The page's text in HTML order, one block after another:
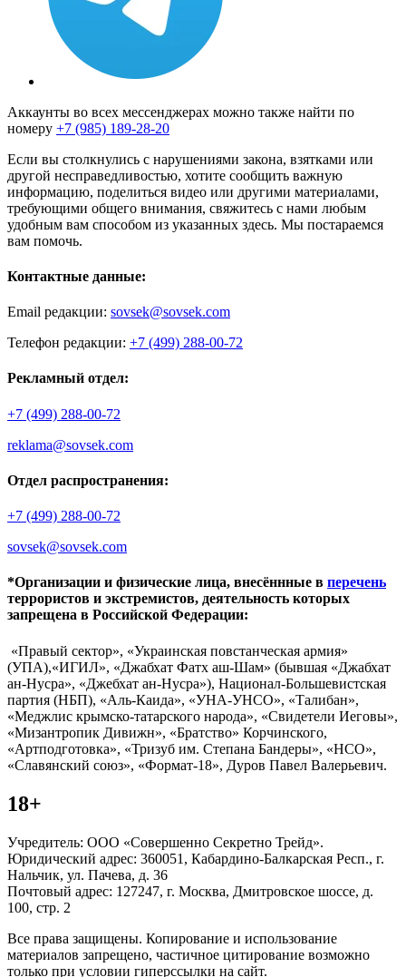
Аккаунты во всех мессенджерах можно также найти по
номеру +7 (985) 189-28-20
Если вы столкнулись с нарушениями закона, взятками или
другой несправедливостью, хотите сообщить важную
информацию, поделиться видео или другими материалами,
требующими общего внимания, свяжитесь с нами любым
удобным вам способом из указанных здесь. Мы постараемся
вам помочь.
Контактные данные:
Email редакции: sovsek@sovsek.com
Телефон редакции: +7 (499) 288-00-72
Рекламный отдел:
+7 (499) 288-00-72
reklama@sovsek.com
Отдел распространения:
+7 (499) 288-00-72
sovsek@sovsek.com
*Организации и физические лица, внесённные в перечень
террористов и экстремистов, деятельность которых
запрещена в Российской Федерации:
«Правый сектор», «Украинская повстанческая армия»
(УПА),«ИГИЛ», «Джабхат Фатх аш-Шам» (бывшая «Джабхат
ан-Нусра», «Джебхат ан-Нусра»), Национал-Большевистская
партия (НБП), «Аль-Каида», «УНА-УНСО», «Талибан»,
«Меджлис крымско-татарского народа», «Свидетели Иеговы»,
«Мизантропик Дивижн», «Братство» Корчинского,
«Артподготовка», «Тризуб им. Степана Бандеры», «НСО»,
«Славянский союз», «Формат-18», Дуров Павел Валерьевич.
18+
Учредитель: ООО «Совершенно Секретно Трейд».
Юридический адрес: 360051, Кабардино-Балкарская Респ., г.
Нальчик, ул. Пачева, д. 36
Почтовый адрес: 127247, г. Москва, Дмитровское шоссе, д.
100, стр. 2
Все права защищены. Копирование и использование
материалов запрещено, частичное цитирование возможно
только при условии гиперссылки на сайт.